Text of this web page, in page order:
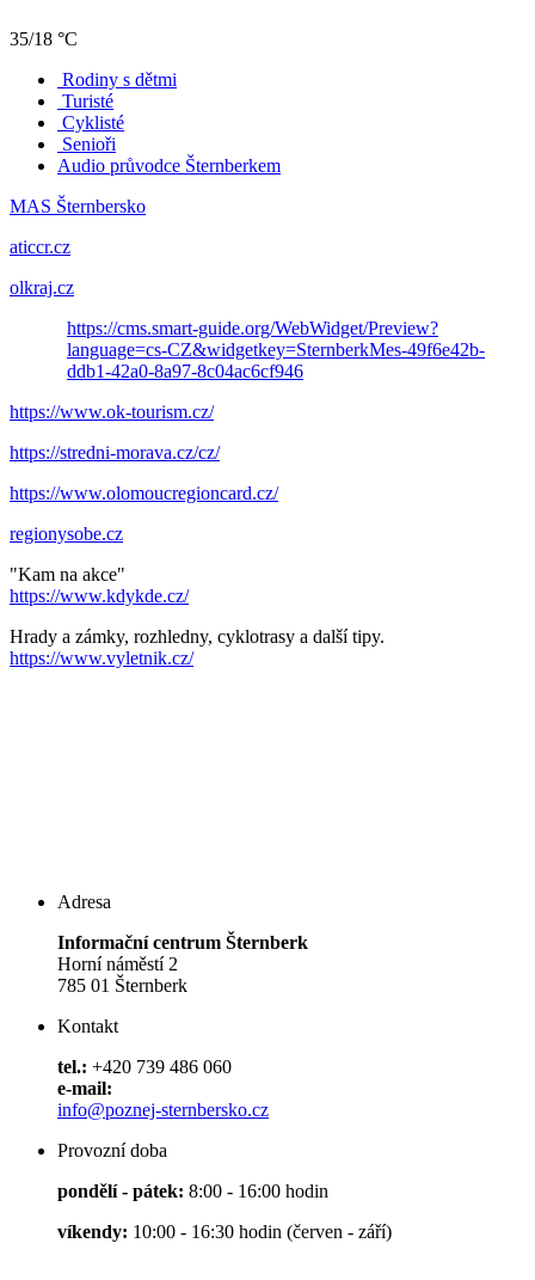
35/18 °C
Rodiny s dětmi
Turisté
Cyklisté
Senioři
Audio průvodce Šternberkem
MAS Šternbersko
aticcr.cz
olkraj.cz
https://cms.smart-guide.org/WebWidget/Preview?
language=cs-CZ&widgetkey=SternberkMes-49f6e42b-
ddb1-42a0-8a97-8c04ac6cf946
https://www.ok-tourism.cz/
https://stredni-morava.cz/cz/
https://www.olomoucregioncard.cz/
regionysobe.cz
"Kam na akce"
https://www.kdykde.cz/
Hrady a zámky, rozhledny, cyklotrasy a další tipy.
https://www.vyletnik.cz/
Adresa
Informační centrum Šternberk
Horní náměstí 2
785 01 Šternberk
Kontakt
tel.: +420 739 486 060
e-mail:
info@poznej-sternbersko.cz
Provozní doba
pondělí - pátek: 8:00 - 16:00 hodin
víkendy: 10:00 - 16:30 hodin (červen - září)